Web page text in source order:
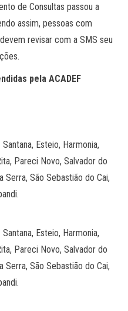
de Consultas passou a
assim, pessoas com
revisar com a SMS seu
pela ACADEF
Esteio, Harmonia,
Pareci Novo, Salvador do
Serra, São Sebastião do Cai,
Esteio, Harmonia,
Pareci Novo, Salvador do
Serra, São Sebastião do Cai,